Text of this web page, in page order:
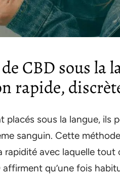
CBD sous la
rapide,
placés sous la langue, ils
sanguin. Cette
avec laquelle tout
qu’une fois